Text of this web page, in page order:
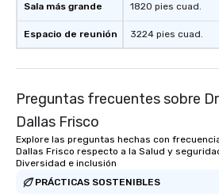
Sala más grande
Espacio de reunión
1820 pies cuad.
3224 pies cuad.
Preguntas frecuentes sobre
Dallas Frisco
Explore las preguntas hechas con
Dallas Frisco respecto a la Salud y
Diversidad e inclusión
PRÁCTICAS SOSTENIBLES